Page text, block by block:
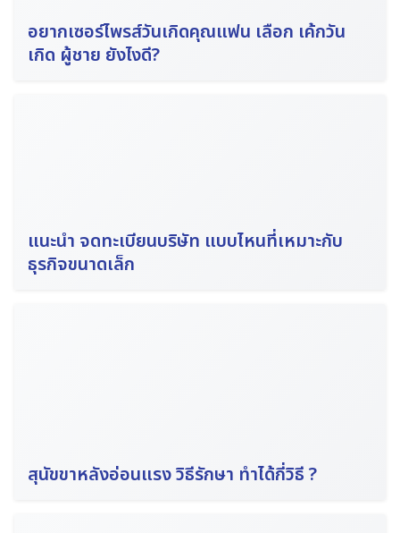
อยากเซอร์ไพรส์วันเกิดคุณแฟน เลือก เค้กวัน
เกิด ผู้ชาย ยังไงดี?
แนะนำ จดทะเบียนบริษัท แบบไหนที่เหมาะกับ
ธุรกิจขนาดเล็ก
สุนัขขาหลังอ่อนแรง วิธีรักษา ทำได้กี่วิธี ?